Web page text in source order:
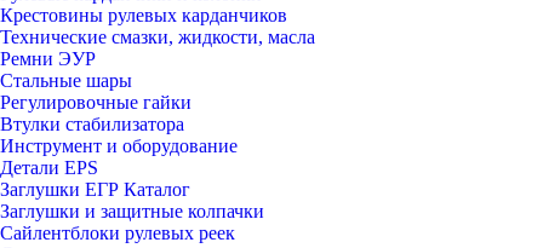
Крестовины рулевых карданчиков
Технические смазки, жидкости, масла
Ремни ЭУР
Стальные шары
Регулировочные гайки
Втулки стабилизатора
Инструмент и оборудование
Детали EPS
Заглушки ЕГР Каталог
Заглушки и защитные колпачки
Сайлентблоки рулевых реек